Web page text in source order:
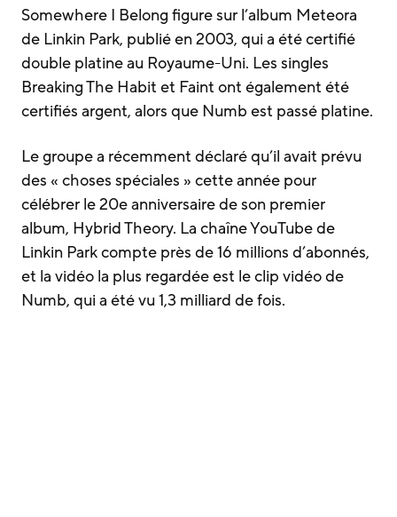
Somewhere I Belong figure sur l’album Meteora
de Linkin Park, publié en 2003, qui a été certifié
double platine au Royaume-Uni. Les singles
Breaking The Habit et Faint ont également été
certifiés argent, alors que Numb est passé platine.
Le groupe a récemment déclaré qu’il avait prévu
des « choses spéciales » cette année pour
célébrer le 20e anniversaire de son premier
album, Hybrid Theory. La chaîne YouTube de
Linkin Park compte près de 16 millions d’abonnés,
et la vidéo la plus regardée est le clip vidéo de
Numb, qui a été vu 1,3 milliard de fois.